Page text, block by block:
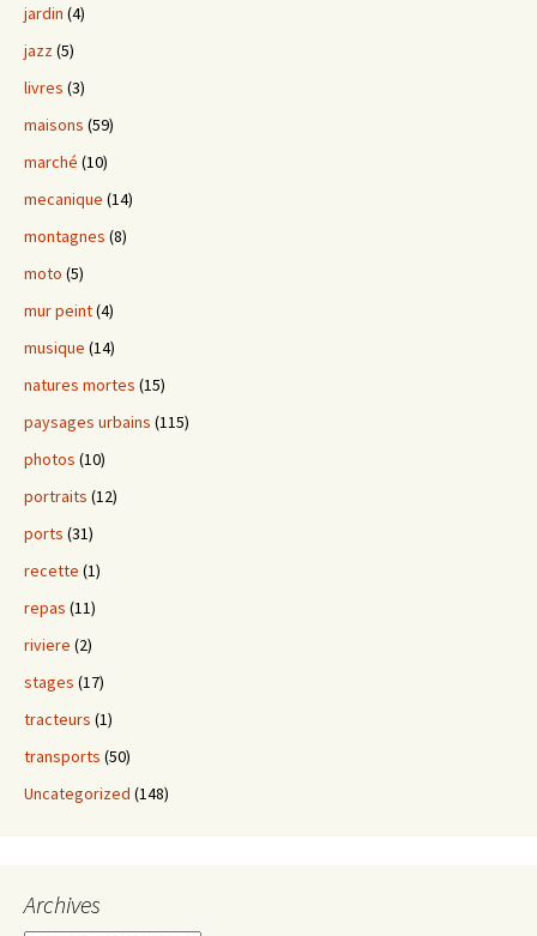
jardin (4)
jazz (5)
livres (3)
maisons (59)
marché (10)
mecanique (14)
montagnes (8)
moto (5)
mur peint(4)
musique (14)
natures mortes (15)
paysages urbains (115)
photos (10)
portraits (12)
ports (31)
recette (1)
repas (11)
riviere (2)
stages (17)
tracteurs (1)
transports (50)
Uncategorized (148)
Archives